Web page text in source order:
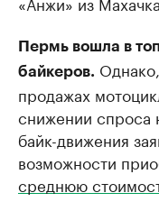
Пермь вошла в
байкеров.
продажах
снижении спроса
байк-движения
возможности
среднюю